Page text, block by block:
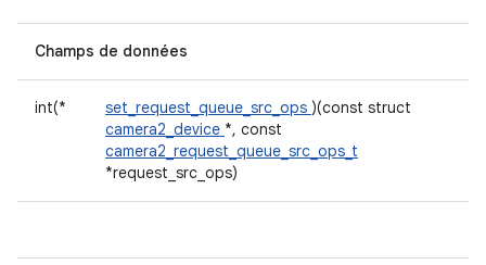
Champs de données
int(* set_request_queue_src_ops )(const struct
camera2_device *, const
camera2_request_queue_src_ops_t
*request_src_ops)